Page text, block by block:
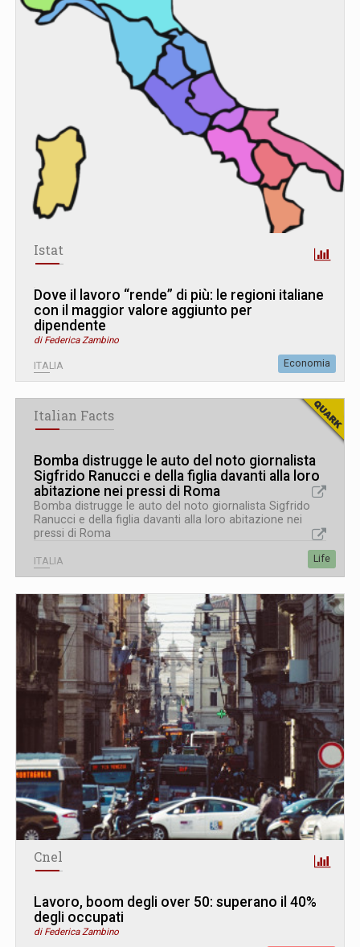
Istat
Dove il lavoro “rende” di più: le regioni italiane
con il maggior valore aggiunto per
dipendente
di Federica Zambino
ITALIA Economia
Italian Facts
Bomba distrugge le auto del noto giornalista
Sigfrido Ranucci e della figlia davanti alla loro
abitazione nei pressi di Roma
Bomba distrugge le auto del noto giornalista Sigfrido
Ranucci e della figlia davanti alla loro abitazione nei
pressi di Roma
ITALIA Life
Cnel
Lavoro, boom degli over 50: superano il 40%
degli occupati
di Federica Zambino